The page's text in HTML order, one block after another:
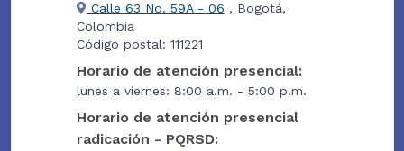
Calle 63 No. 59A - 06 , Bogotá,
Colombia
Código postal: 111221
Horario de atención presencial:
lunes a viernes: 8:00 a.m. - 5:00 p.m.
Horario de atención presencial
radicación - PQRSD: